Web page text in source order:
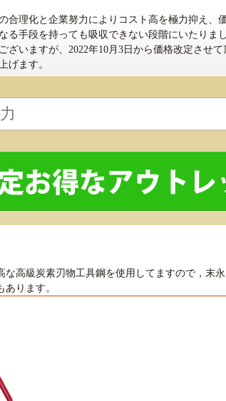
合理化と企業努力によりコスト高を極力抑え
手段を持っても吸収できない段階にいたりまし
いますが、2022年10月3日から価格改定させて
げます。
高級炭素刃物工具鋼を使用してますので，末
ります。